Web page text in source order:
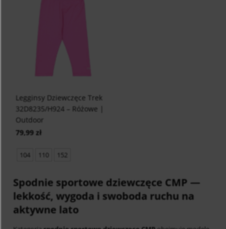
Legginsy Dziewczęce Trek
32D8235/H924 – Różowe |
Outdoor
79,99 zł
104 110 152
Spodnie sportowe dziewczęce CMP —
lekkość, wygoda i swoboda ruchu na
aktywne lato